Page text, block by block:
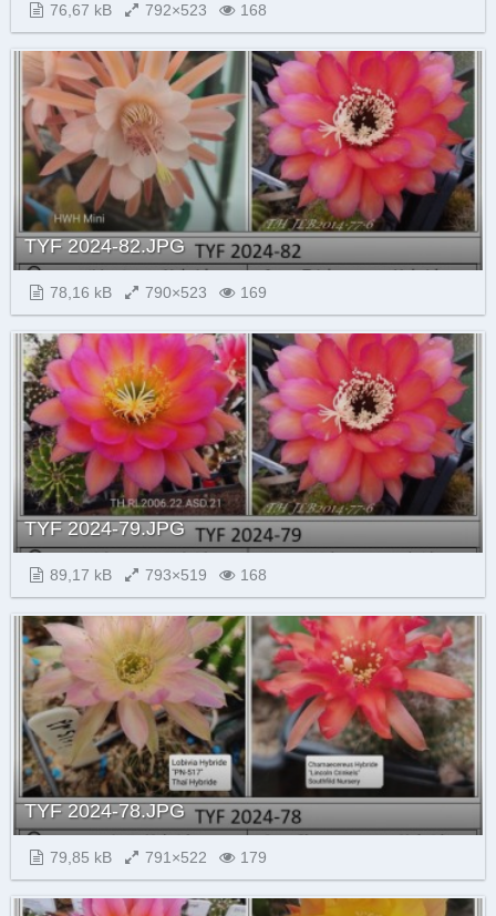
76,67 kB 792×523 168
TYF 2024-82.JPG
78,16 kB 790×523 169
TYF 2024-79.JPG
89,17 kB 793×519 168
TYF 2024-78.JPG
79,85 kB 791×522 179